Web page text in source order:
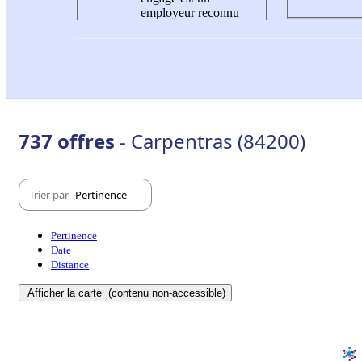
employeur reconnu
737 offres - Carpentras (84200)
Trier par Pertinence
Pertinence
Date
Distance
Afficher la carte (contenu non-accessible)